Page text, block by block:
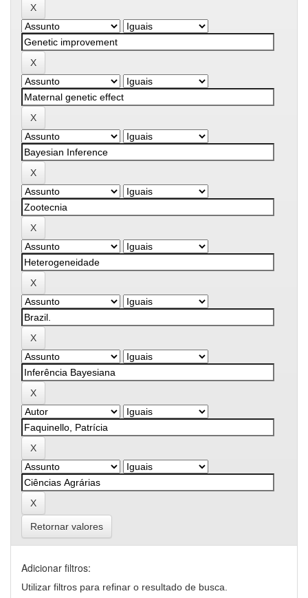
Retornar valores
Adicionar filtros:
Utilizar filtros para refinar o resultado de busca.